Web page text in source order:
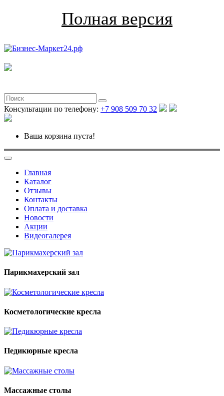
Полная версия
Консультации по телефону: +7 908 509 70 32
Ваша корзина пуста!
Главная
Каталог
Отзывы
Контакты
Оплата и доставка
Новости
Акции
Видеогалерея
Парикмахерский зал
Косметологические кресла
Педикюрные кресла
Массажные столы